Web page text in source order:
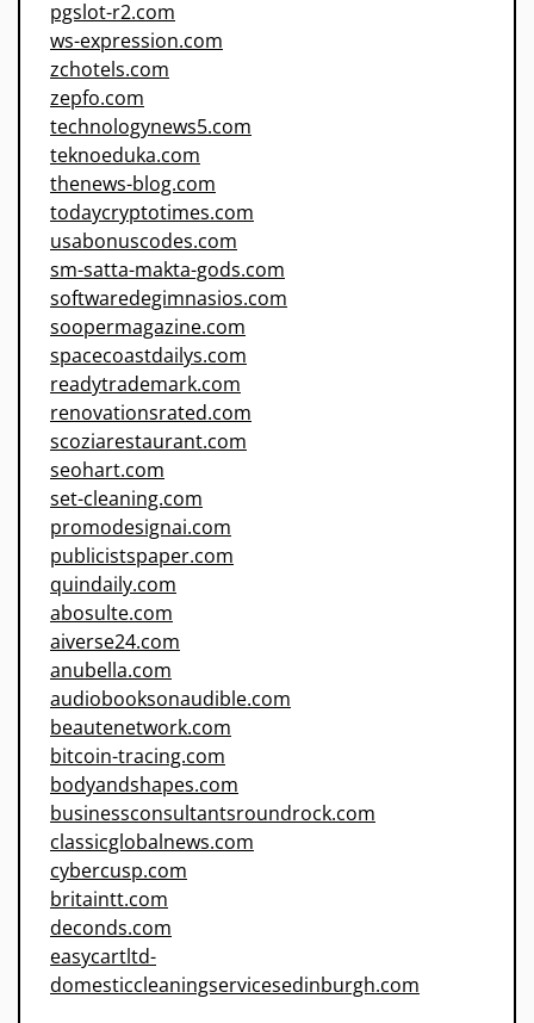
pgslot-r2.com
ws-expression.com
zchotels.com
zepfo.com
technologynews5.com
teknoeduka.com
thenews-blog.com
todaycryptotimes.com
usabonuscodes.com
sm-satta-makta-gods.com
softwaredegimnasios.com
soopermagazine.com
spacecoastdailys.com
readytrademark.com
renovationsrated.com
scoziarestaurant.com
seohart.com
set-cleaning.com
promodesignai.com
publicistspaper.com
quindaily.com
abosulte.com
aiverse24.com
anubella.com
audiobooksonaudible.com
beautenetwork.com
bitcoin-tracing.com
bodyandshapes.com
businessconsultantsroundrock.com
classicglobalnews.com
cybercusp.com
britaintt.com
deconds.com
easycartltd-
domesticcleaningservicesedinburgh.com